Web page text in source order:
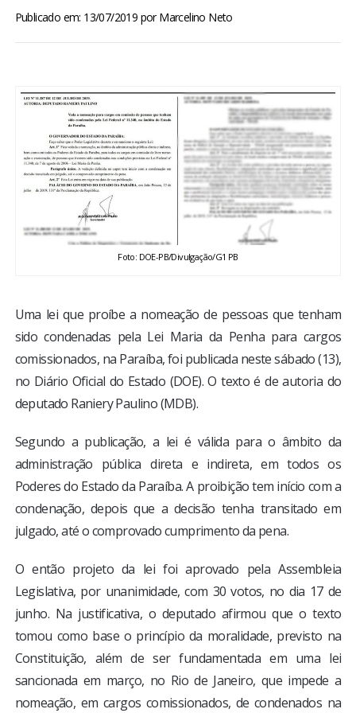
ESPORTES
ENTRETENIMENTO
ENQUETE
TV LPB
COLUNISTAS
Publicado em: 13/07/2019 porMarcelino Neto
Foto: DOE-PB/Divulgação/G1 PB
Uma lei que proíbe a nomeação de pessoas que tenham
sido condenadas pela Lei Maria da Penha para cargos
comissionados, na Paraíba, foi publicada neste sábado (13),
no Diário Oficial do Estado (DOE). O texto é de autoria do
deputado Raniery Paulino (MDB).
Segundo a publicação, a lei é válida para o âmbito da
administração pública direta e indireta, em todos os
Poderes do Estado da Paraíba. A proibição tem início com a
condenação, depois que a decisão tenha transitado em
julgado, até o comprovado cumprimento da pena.
O então projeto da lei foi aprovado pela Assembleia
Legislativa, por unanimidade, com 30 votos, no dia 17 de
junho. Na justificativa, o deputado afirmou que o texto
tomou como base o princípio da moralidade, previsto na
Constituição, além de ser fundamentada em uma lei
sancionada em março, no Rio de Janeiro, que impede a
nomeação, em cargos comissionados, de condenados na